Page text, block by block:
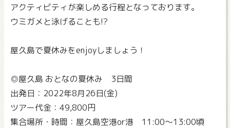
アクティビティが楽しめる行程となっております。
ウミガメと泳げることも!?
屋久島で夏休みをenjoyしましょう！
◎屋久島 おとなの夏休み 3日間
出発日：2022年8月26日(金)
ツアー代金：49,800円
集合場所・時間：屋久島空港or港 11:00～13:00頃